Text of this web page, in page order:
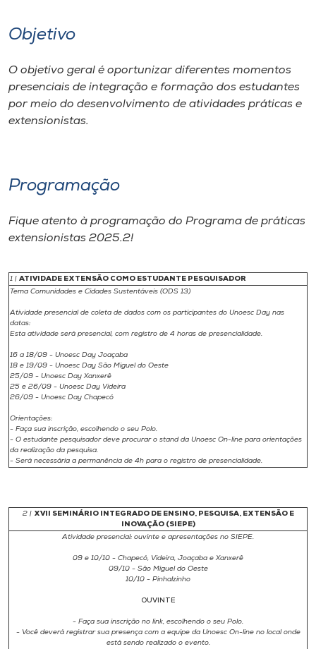
Selecione
A+
Objetivo
O objetivo geral é oportunizar diferentes momentos
presenciais de integração e formação dos estudantes
por meio do desenvolvimento de atividades práticas e
extensionistas.
Programação
Fique atento à programação do Programa de práticas
extensionistas 2025.2!
1 | ATIVIDADE EXTENSÃO COMO ESTUDANTE PESQUISADOR
Tema Comunidades e Cidades Sustentáveis (ODS 13)
Atividade presencial de coleta de dados com os participantes do Unoesc Day nas
datas:
Esta atividade será presencial, com registro de 4 horas de presencialidade.
16 a 18/09 - Unoesc Day Joaçaba
18 e 19/09 - Unoesc Day São Miguel do Oeste
25/09 - Unoesc Day Xanxerê
25 e 26/09 - Unoesc Day Videira
26/09 - Unoesc Day Chapecó
Orientações:
- Faça sua inscrição, escolhendo o seu Polo.
- O estudante pesquisador deve procurar o stand da Unoesc On-line para orientações
da realização da pesquisa.
- Será necessária a permanência de 4h para o registro de presencialidade.
2 | XVII SEMINÁRIO INTEGRADO DE ENSINO, PESQUISA, EXTENSÃO E
INOVAÇÃO (SIEPE)
Atividade presencial: ouvinte e apresentações no SIEPE.
09 e 10/10 - Chapecó, Videira, Joaçaba e Xanxerê
09/10 - São Miguel do Oeste
10/10 - Pinhalzinho
OUVINTE
- Faça sua inscrição no link, escolhendo o seu Polo.
- Você deverá registrar sua presença com a equipe da Unoesc On-line no local onde
está sendo realizado o evento.